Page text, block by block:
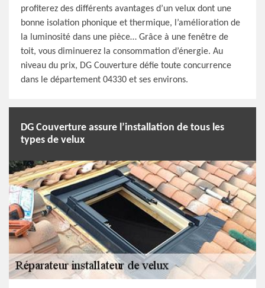
profiterez des différents avantages d’un velux dont une
bonne isolation phonique et thermique, l’amélioration de
la luminosité dans une pièce… Grâce à une fenêtre de
toit, vous diminuerez la consommation d’énergie. Au
niveau du prix, DG Couverture défie toute concurrence
dans le département 04330 et ses environs.
DG Couverture assure l’installation de tous les
types de velux